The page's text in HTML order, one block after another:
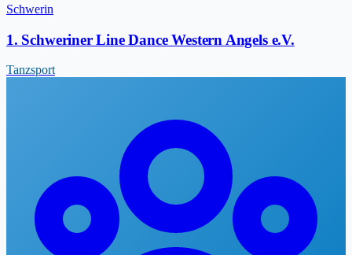
Schwerin
1. Schweriner Line Dance Western Angels e.V.
Tanzsport